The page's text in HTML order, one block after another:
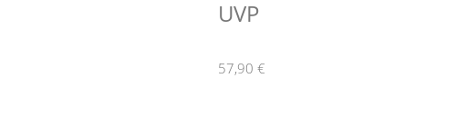
UVP
57,90 €